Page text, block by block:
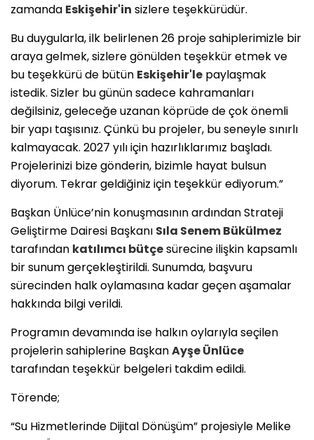
zamanda Eskişehir'in sizlere teşekkürüdür.
Bu duygularla, ilk belirlenen 26 proje sahiplerimizle bir
araya gelmek, sizlere gönülden teşekkür etmek ve
bu teşekkürü de bütün Eskişehir'le paylaşmak
istedik. Sizler bu günün sadece kahramanları
değilsiniz, geleceğe uzanan köprüde de çok önemli
bir yapı taşısınız. Çünkü bu projeler, bu seneyle sınırlı
kalmayacak. 2027 yılı için hazırlıklarımız başladı.
Projelerinizi bize gönderin, bizimle hayat bulsun
diyorum. Tekrar geldiğiniz için teşekkür ediyorum.”
Başkan Ünlüce’nin konuşmasının ardından Strateji
Geliştirme Dairesi Başkanı Sıla Senem Bükülmez
tarafından katılımcı bütçesürecine ilişkin kapsamlı
bir sunum gerçekleştirildi. Sunumda, başvuru
sürecinden halk oylamasına kadar geçen aşamalar
hakkında bilgi verildi.
Programın devamında ise halkın oylarıyla seçilen
projelerin sahiplerine BaşkanAyşe Ünlüce
tarafından teşekkür belgeleri takdim edildi.
Törende;
“Su Hizmetlerinde Dijital Dönüşüm” projesiyle Melike